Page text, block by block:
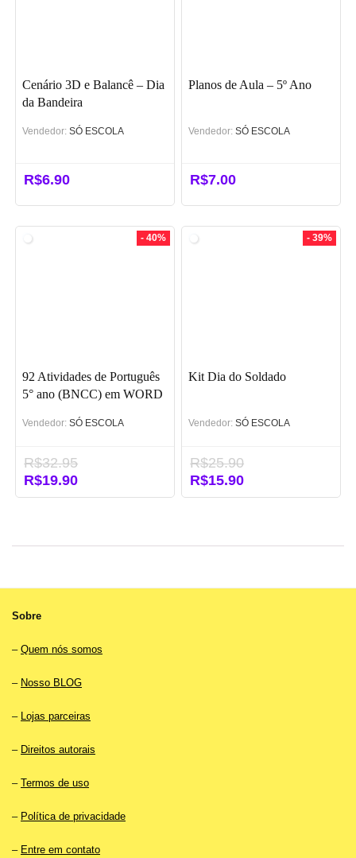
Cenário 3D e Balancê – Dia
da Bandeira
Vendedor: SÓ ESCOLA
R$6.90
Planos de Aula – 5º Ano
Vendedor: SÓ ESCOLA
R$7.00
- 40%
92 Atividades de Português
5° ano (BNCC) em WORD
Vendedor: SÓ ESCOLA
R$32.95
O
preço
R$32.95.
R$19.90O
preço
R$19.90.
- 39%
Kit Dia do Soldado
Vendedor: SÓ ESCOLA
R$25.90
O
preço
R$25.90.
R$15.90O
preço
R$15.90.
Sobre
– Quem nós somos
– Nosso BLOG
– Lojas parceiras
– Direitos autorais
– Termos de uso
– Política de privacidade
– Entre em contato